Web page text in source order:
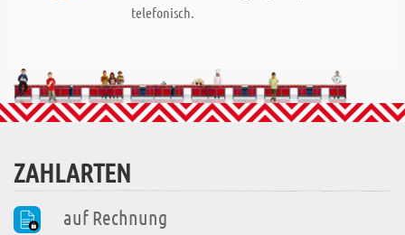
telefonisch.
ZAHLARTEN
auf Rechnung